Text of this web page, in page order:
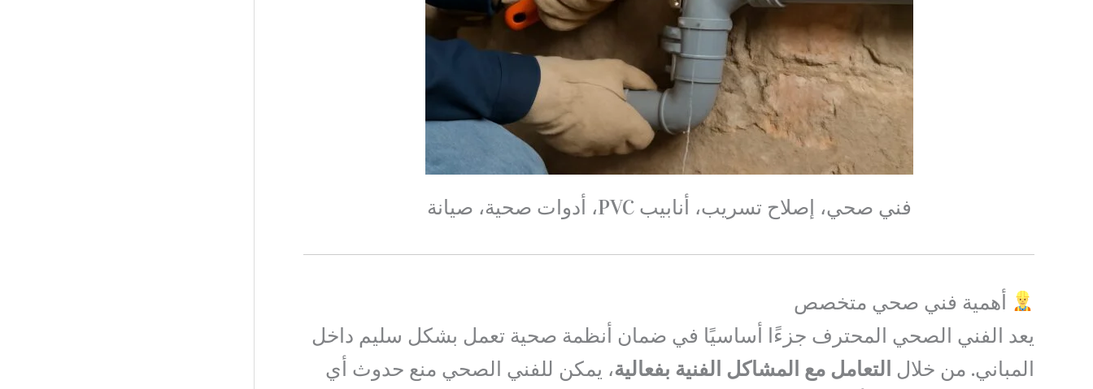
فني صحي، إصلاح تسريب، أنابيب PVC، أدوات صحية، صيانة
أهمية فني صحي متخصص
يعد الفني الصحي المحترف جزءًا أساسيًا في ضمان أنظمة صحية تعمل بشكل سليم داخل
المباني. من خلال التعامل مع المشاكل الفنية بفعالية، يمكن للفني الصحي منع حدوث أي